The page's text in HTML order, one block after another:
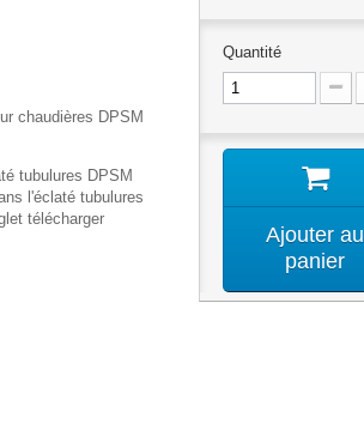
chaudières DPSM
tubulures DPSM
l'éclaté tubulures
télécharger
Quantité
Ajouter au
panier